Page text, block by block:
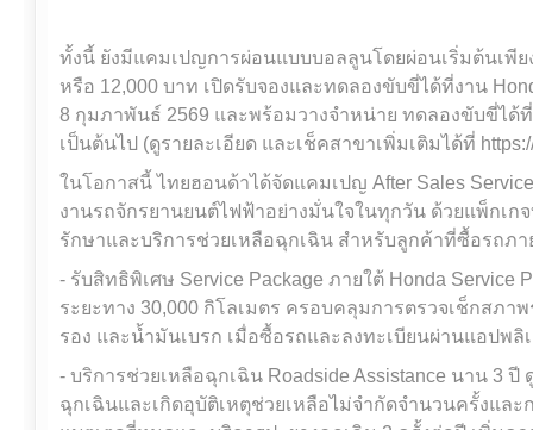
ทั้งนี้ ยังมีแคมเปญการผ่อนแบบบอลลูนโดยผ่อนเริ่มต้นเพี
หรือ 12,000 บาท เปิดรับจองและทดลองขับขี่ได้ที่งาน
8 กุมภาพันธ์ 2569 และพร้อมวางจำหน่าย ทดลองขับขี่ได้
เป็นต้นไป (ดูรายละเอียด และเช็คสาขาเพิ่มเติมได้ที่
ในโอกาสนี้ ไทยฮอนด้าได้จัดแคมเปญ After Sales
งานรถจักรยานยนต์ไฟฟ้าอย่างมั่นใจในทุกวัน ด้วยแพ็กเ
รักษาและบริการช่วยเหลือฉุกเฉิน สำหรับลูกค้าที่ซื้อรถภ
- รับสิทธิพิเศษ Service Package ภายใต้ Honda Service
ระยะทาง 30,000 กิโลเมตร ครอบคลุมการตรวจเช็กสภ
รอง และน้ำมันเบรก เมื่อซื้อรถและลงทะเบียนผ่านแอปพลิ
- บริการช่วยเหลือฉุกเฉิน Roadside Assistance นาน 3
ฉุกเฉินและเกิดอุบัติเหตุช่วยเหลือไม่จำกัดจำนวนครั้งแล